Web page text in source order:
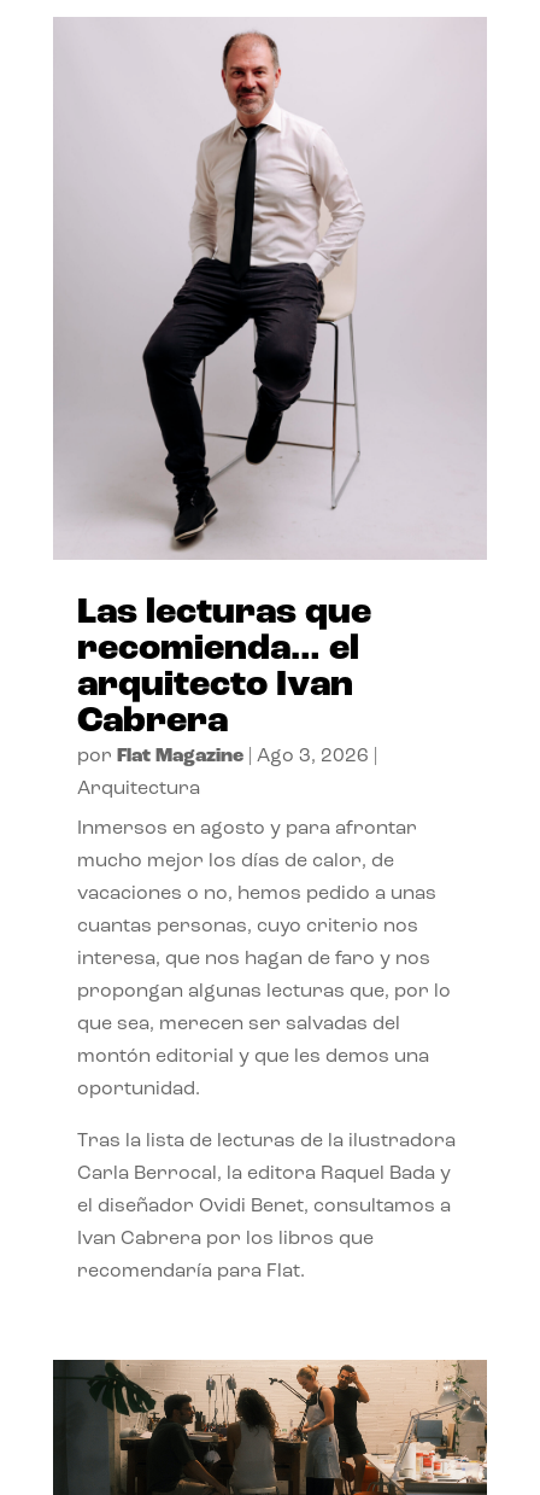
Las lecturas que
recomienda… el
arquitecto Ivan
Cabrera
por Flat Magazine| Ago 3, 2026
Arquitectura
Inmersos en agosto y para afrontar
mucho mejor los días de calor, de
vacaciones o no, hemos pedido a unas
cuantas personas, cuyo criterio nos
interesa, que nos hagan de faro y nos
propongan algunas lecturas que, por lo
que sea, merecen ser salvadas del
montón editorial y que les demos una
oportunidad.
Tras la lista de lecturas de la ilustradora
Carla Berrocal, la editora Raquel Bada y
el diseñador Ovidi Benet, consultamos a
Ivan Cabrera por los libros que
recomendaría para Flat.